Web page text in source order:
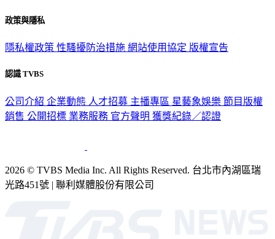
政策與隱私
隱私權政策 性騷擾防治措施 網站使用協定 版權宣告
認識 TVBS
公司介紹 企業動態 人才招募 主播專區 星藝象娛樂 節目版權
銷售 公開招標 業務服務 官方聲明 獲獎紀錄／認證
2026 © TVBS Media Inc. All Rights Reserved. 台北市內湖區瑞
光路451號 | 聯利媒體股份有限公司